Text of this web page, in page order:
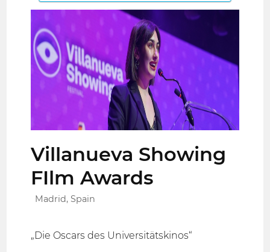
Villanueva Showing
FIlm Awards
Madrid, Spain
„Die Oscars des Universitätskinos“